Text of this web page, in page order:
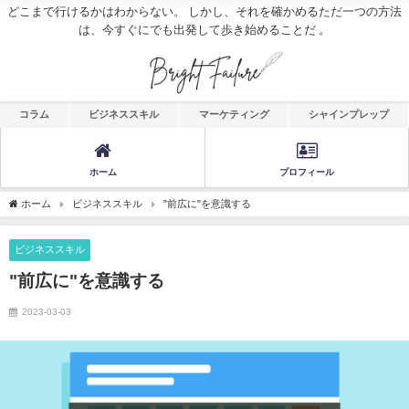
どこまで行けるかはわからない。 しかし、それを確かめるただ一つの方法
は、今すぐにでも出発して歩き始めることだ 。
コラム ビジネススキル マーケティング シャインプレップ
ホーム プロフィール
ホーム ビジネススキル "前広に"を意識する
ビジネススキル
"前広に"を意識する
2023-03-03